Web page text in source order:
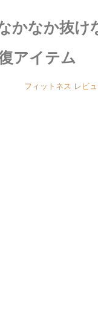
かなか抜
アイテム
フィットネス レビ